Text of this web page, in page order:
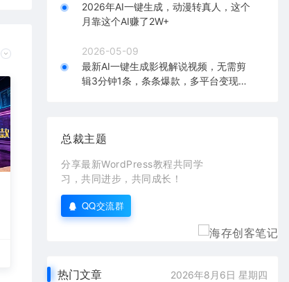
2026年AI一键生成，动漫转真人，这个
月靠这个AI赚了2W+
2026-05-09
最新AI一键生成影视解说视频，无需剪
辑3分钟1条，条条爆款，多平台变现日
总裁主题
分享最新WordPress教程共同学
习，共同进步，共同成长！
QQ交流群
热门文章 2026年8月6日 星期四